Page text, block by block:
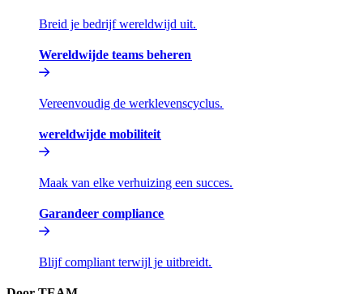
Breid je bedrijf wereldwijd uit.​​
Wereldwijde teams beheren​​
Vereenvoudig de werklevenscyclus.​​
wereldwijde mobiliteit​​
Maak van elke verhuizing een succes.​​
Garandeer compliance​​
Blijf compliant terwijl je uitbreidt.​​